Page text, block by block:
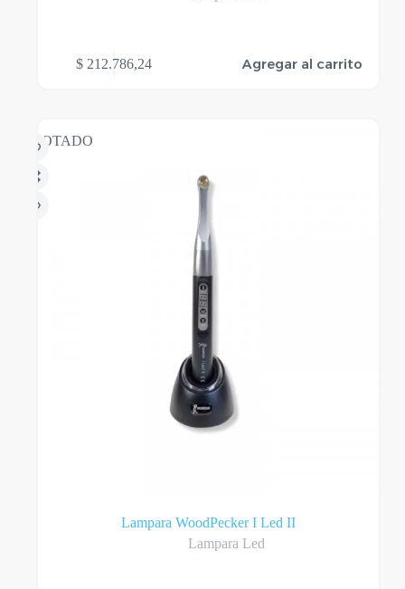
$ 212.786,24 Agregar al carrito
AGOTADO
Lampara WoodPecker I Led II
Lampara Led